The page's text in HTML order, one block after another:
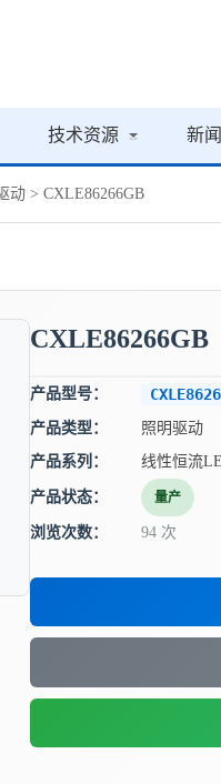
技术资源 新
动 > CXLE86266GB
CXLE86266GB
产品型号：
产品类型：
照明驱动
产品系列：
线性恒流
产品状态： 量产
浏览次数： 94 次